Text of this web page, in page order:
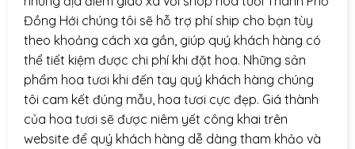
Đồng Hới chúng tôi sẽ hỗ trợ phí ship cho bạn tùy
theo khoảng cách xa gần, giúp quý khách hàng có
thể tiết kiệm được chi phí khi đặt hoa. Những sản
phẩm hoa tươi khi đến tay quý khách hàng chúng
tôi cam kết đúng mẫu, hoa tươi cực đẹp. Giá thành
của hoa tươi sẽ được niêm yết công khai trên
website để quý khách hàng dễ dàng tham khảo và